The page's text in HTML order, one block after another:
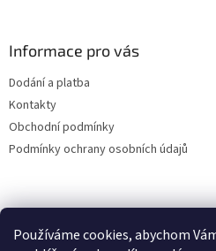
Používáme cookies, abychom
Informace pro vás
Dodání a platba
Kontakty
Obchodní podmínky
Podmínky ochrany osobních údajů